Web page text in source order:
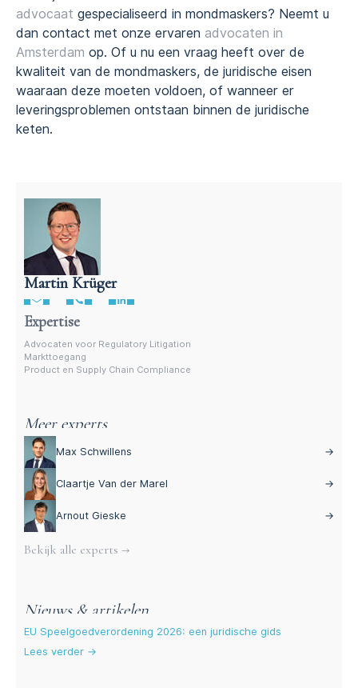
advocaat gespecialiseerd in mondmaskers? Neemt u
dan contact met onze ervaren advocaten in
Amsterdam op. Of u nu een vraag heeft over de
kwaliteit van de mondmaskers, de juridische eisen
waaraan deze moeten voldoen, of wanneer er
leveringsproblemen ontstaan binnen de juridische
keten.
Martin Krüger
Advocaat productregelgeving – Martin Krüger
Expertise
Advocaten voor Regulatory Litigation
Markttoegang
Product en Supply Chain Compliance
Meer experts
Max Schwillens →
Claartje Van der Marel →
Arnout Gieske →
Bekijk alle experts →
Nieuws & artikelen
EU Speelgoedverordening 2026: een juridische gids
Lees verder →